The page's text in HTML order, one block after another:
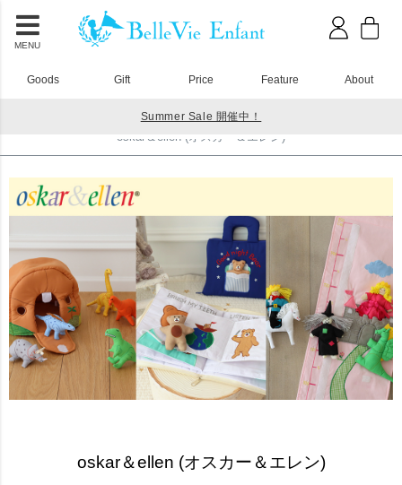
MENU
Goods Gift Price Feature About
Summer Sale 開催中！
oskar＆ellen (オスカー＆エレン)
oskar＆ellen (オスカー＆エレン)
oskar＆ellen (オスカー＆エレン)